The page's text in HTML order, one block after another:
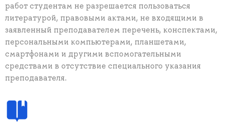
работ студентам не разрешается пользоваться
литературой, правовыми актами, не входящими в
заявленный преподавателем перечень, конспектами,
персональными компьютерами, планшетами,
смартфонами и другими вспомогательными
средствами в отсутствие специального указания
преподавателя.